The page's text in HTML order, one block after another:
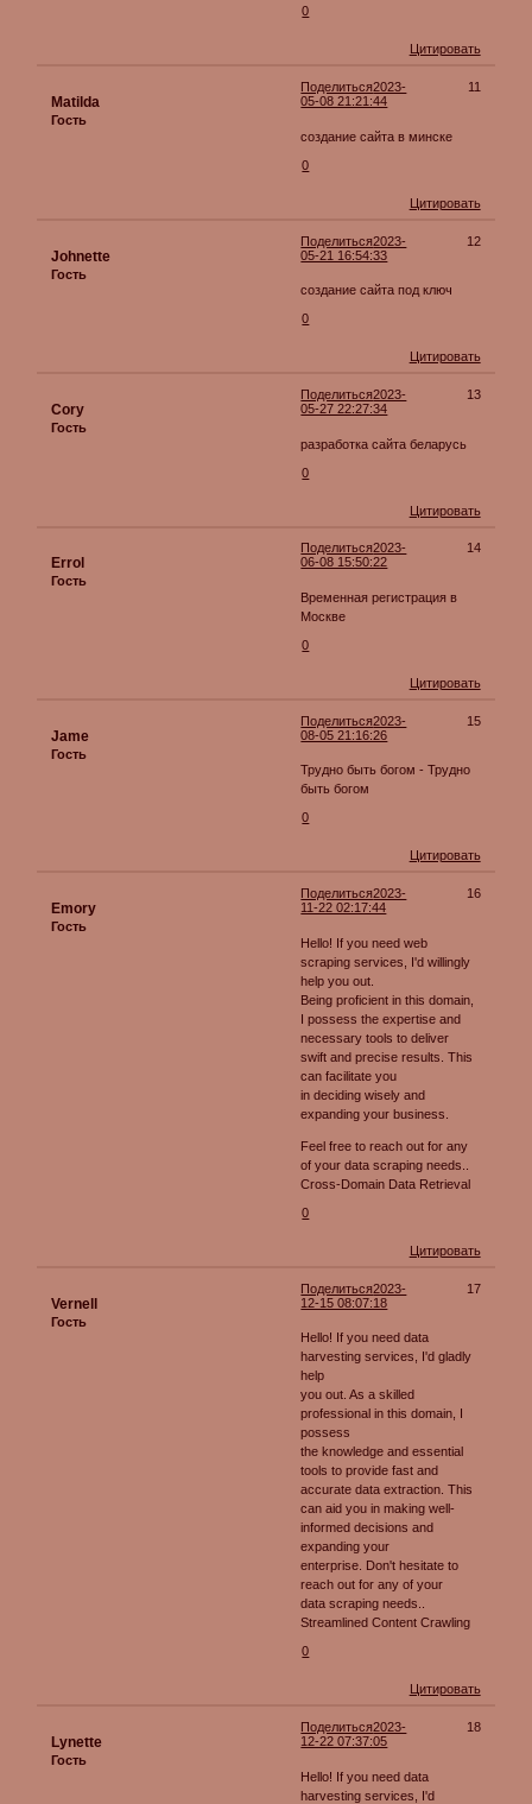
0
Цитировать
Поделиться 11
2023-
05-08 21:21:44
Matilda
Гость
создание сайта в минске
0
Цитировать
Поделиться 12
2023-
05-21 16:54:33
Johnette
Гость
создание сайта под ключ
0
Цитировать
Поделиться 13
2023-
05-27 22:27:34
Cory
Гость
разработка сайта беларусь
0
Цитировать
Поделиться 14
2023-
06-08 15:50:22
Errol
Гость
Временная регистрация в
Москве
0
Цитировать
Поделиться 15
2023-
08-05 21:16:26
Jame
Гость
Трудно быть богом - Трудно
быть богом
0
Цитировать
Поделиться 16
2023-
11-22 02:17:44
Emory
Гость
Hello! If you need web
scraping services, I'd willingly
help you out.
Being proficient in this domain,
I possess the expertise and
necessary tools to deliver
swift and precise results. This
can facilitate you
in deciding wisely and
expanding your business.
Feel free to reach out for any
of your data scraping needs..
Cross-Domain Data Retrieval
0
Цитировать
Поделиться 17
2023-
12-15 08:07:18
Vernell
Гость
Hello! If you need data
harvesting services, I'd gladly
help
you out. As a skilled
professional in this domain, I
possess
the knowledge and essential
tools to provide fast and
accurate data extraction. This
can aid you in making well-
informed decisions and
expanding your
enterprise. Don't hesitate to
reach out for any of your
data scraping needs..
Streamlined Content Crawling
0
Цитировать
Поделиться 18
2023-
12-22 07:37:05
Lynette
Гость
Hello! If you need data
harvesting services, I'd